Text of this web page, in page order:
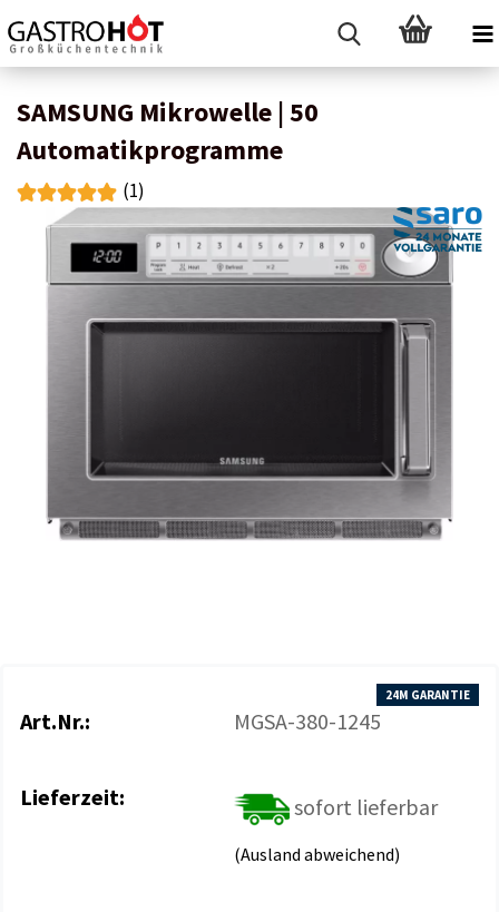
SAMSUNG Mikrowelle | 50
Automatikprogramme
(1)
24M GARANTIE
Art.Nr.: MGSA-380-1245
Lieferzeit: sofort lieferbar
(Ausland abweichend)